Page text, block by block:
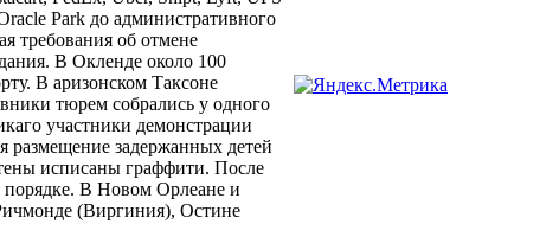
Park до административного
требования об отмене
В Окленде около 100
В аризонском Таксоне
тюрем собрались у одного
участники демонстрации
размещение задержанных детей
исписаны граффити. После
порядке. В Новом Орлеане и
(Виргиния), Остине